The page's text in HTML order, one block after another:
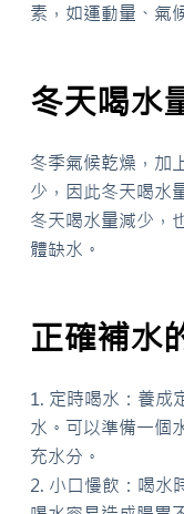
素，如運動量、氣
冬天喝水
冬季氣候乾燥，加
少，因此冬天喝水
冬天喝水量減少，
體缺水。
正確補水
1. 定時喝水：養成
水。可以準備一個
充水分。
2. 小口慢飲：喝水